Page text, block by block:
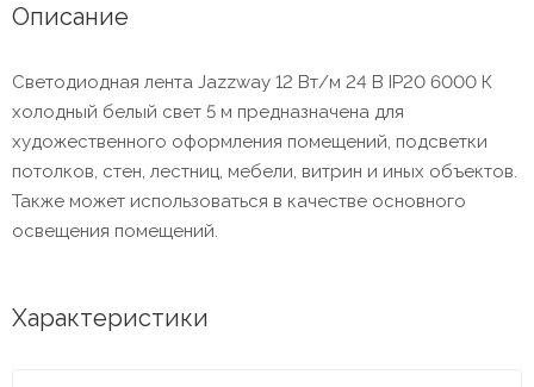
Описание
Светодиодная лента Jazzway 12 Вт/м 24 В IP20 6000 К
холодный белый свет 5 м предназначена для
художественного оформления помещений, подсветки
потолков, стен, лестниц, мебели, витрин и иных объектов.
Также может использоваться в качестве основного
освещения помещений.
Характеристики